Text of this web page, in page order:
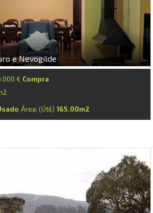
e Nevogilde
€ Compra
Área: (Útil) 165.00m2